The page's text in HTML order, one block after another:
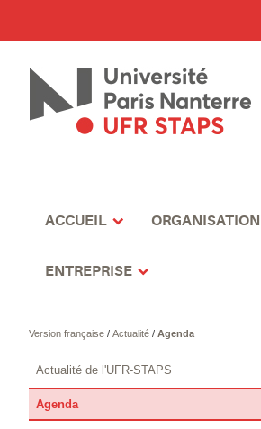
ACCUEIL
ENTREPRISE
Version française/ Actualité/ Agenda
Actualité de l'UFR-STAPS
Agenda